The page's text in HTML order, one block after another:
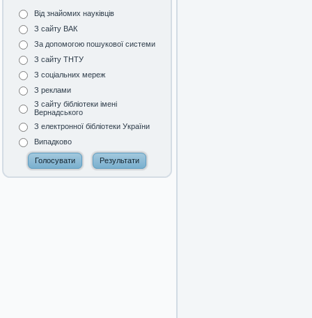
Від знайомих науківців
З сайту ВАК
За допомогою пошукової системи
З сайту ТНТУ
З соціальних мереж
З реклами
З сайту бібліотеки імені
Вернадського
З електронної бібліотеки України
Випадково